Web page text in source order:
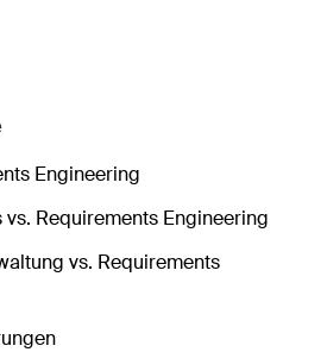
Engineering
vs. Requirements Engineering
vs. Requirements